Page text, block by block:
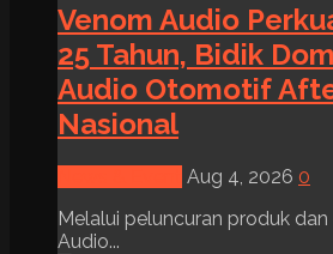
Venom Audio
25 Tahun, Bidik
Audio Otomotif
Nasional
Aug 4, 2026 0
Melalui peluncuran produk dan
Audio...